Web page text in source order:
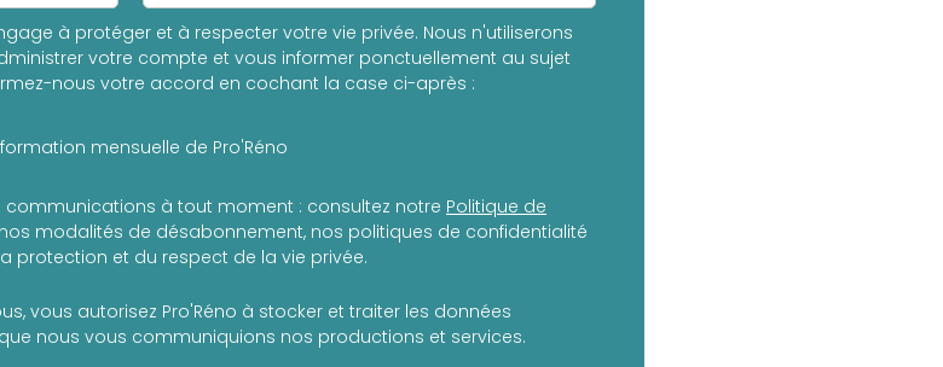
à protéger et à respecter votre vie privée. Nous n'utiliserons
votre compte et vous informer ponctuellement au sujet
nous votre accord en cochant la case ci-après :
mensuelle de Pro'Réno
à tout moment : consultez notre Politique de
modalités de désabonnement, nos politiques de confidentialité
protection et du respect de la vie privée.
vous autorisez Pro'Réno à stocker et traiter les données
nous vous communiquions nos productions et services.